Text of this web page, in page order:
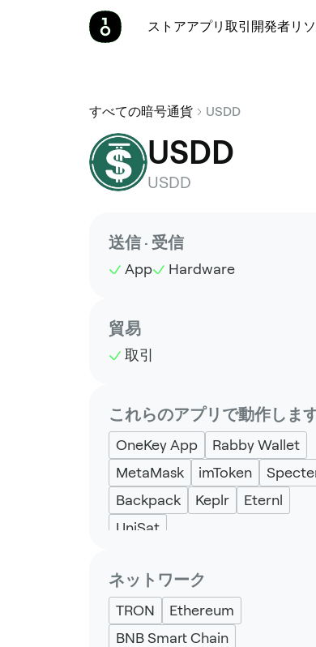
ストアアプリ 取引 開発者リ
すべての暗号通貨 USDD
USDD
USDD
送信 · 受信
App Hardware
貿易
取引
これらのアプリで動作しま
OneKey App
Rabby Wallet
MetaMask
imToken
Backpack
Keplr
Eternl
UniSat
ネットワーク
TRON
Ethereum
BNB Smart Chain